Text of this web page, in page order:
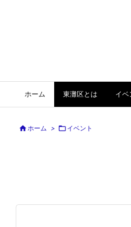
ホーム 東灘区とは イベ
ホーム > イベント